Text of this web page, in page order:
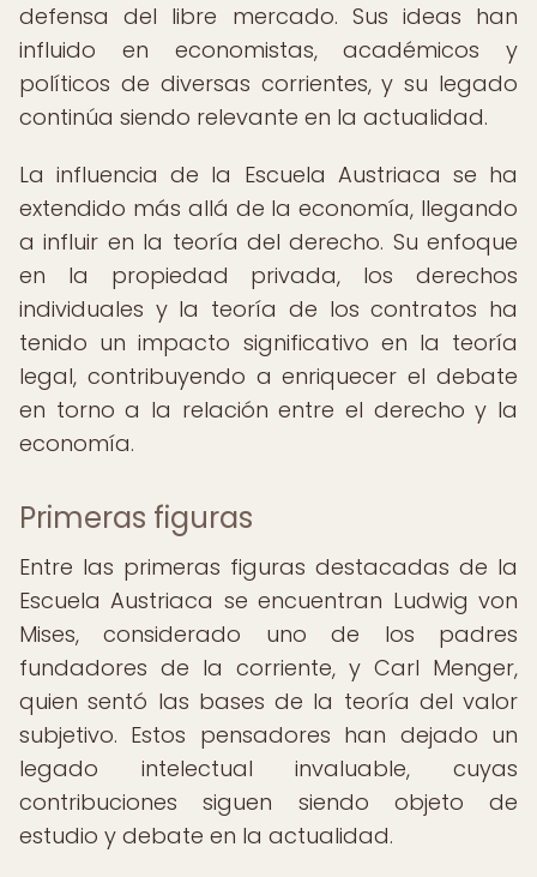
defensa del libre mercado. Sus ideas han
influido en economistas, académicos y
políticos de diversas corrientes, y su legado
continúa siendo relevante en la actualidad.
La influencia de la Escuela Austriaca se ha
extendido más allá de la economía, llegando
a influir en la teoría del derecho. Su enfoque
en la propiedad privada, los derechos
individuales y la teoría de los contratos ha
tenido un impacto significativo en la teoría
legal, contribuyendo a enriquecer el debate
en torno a la relación entre el derecho y la
economía.
Primeras figuras
Entre las primeras figuras destacadas de la
Escuela Austriaca se encuentran Ludwig von
Mises, considerado uno de los padres
fundadores de la corriente, y Carl Menger,
quien sentó las bases de la teoría del valor
subjetivo. Estos pensadores han dejado un
legado intelectual invaluable, cuyas
contribuciones siguen siendo objeto de
estudio y debate en la actualidad.